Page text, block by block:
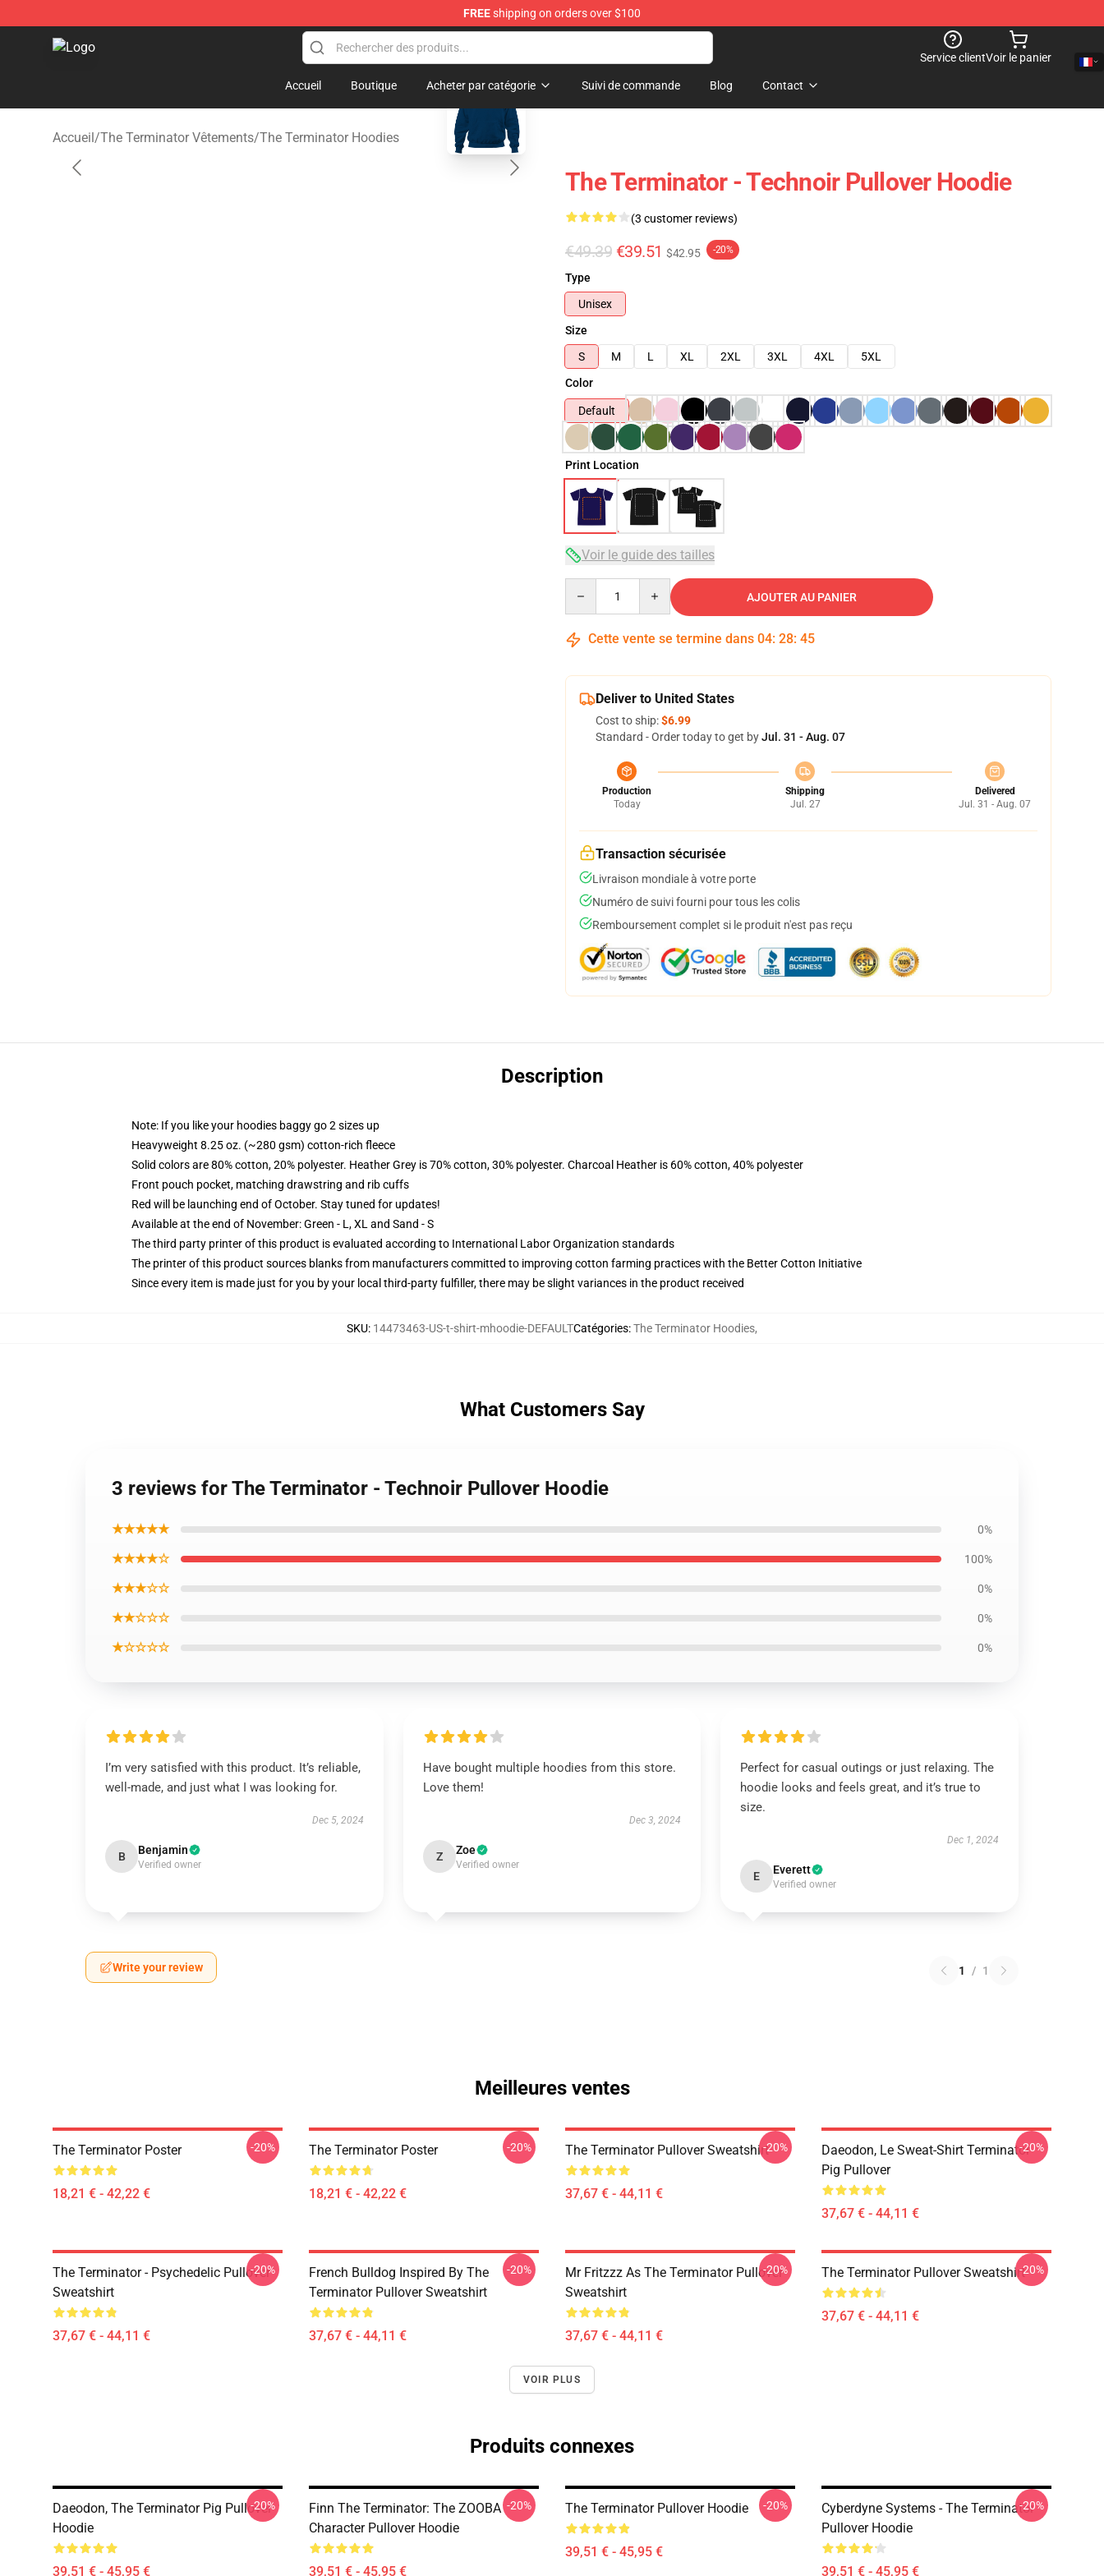
FREEshipping on orders over $100
The Terminator Store - Official The Terminator Merchandise Shop
Service clientVoir le panier
Accueil Boutique Acheter par catégorie Suivi de commande Blog Contact
Accueil/The Terminator Vêtements/The Terminator Hoodies
blank template
The Terminator - Technoir Pullover Hoodie
(3 customer reviews)
€49.39 €39.51 $42.95 -20%
Type
Unisex
Size
S
M L XL 2XL 3XL 4XL
5XL
Color
Default
Print Location
Voir le guide des tailles
AJOUTER AU PANIER
Cette vente se termine dans 04: 28: 44
Deliver to United States
Cost to ship:$6.99
Standard - Order today to get byJul. 31 - Aug. 07
Production
Today
Shipping
Jul. 27
Delivered
Jul. 31 - Aug. 07
Transaction sécurisée
Livraison mondiale à votre porte
Numéro de suivi fourni pour tous les colis
Remboursement complet si le produit n'est pas reçu
Description
Note: If you like your hoodies baggy go 2 sizes up
Heavyweight 8.25 oz. (~280 gsm) cotton-rich fleece
Solid colors are 80% cotton, 20% polyester. Heather Grey is 70% cotton, 30% polyester. Charcoal Heather is 60% cotton, 40% polyester
Front pouch pocket, matching drawstring and rib cuffs
Red will be launching end of October. Stay tuned for updates!
Available at the end of November: Green - L, XL and Sand - S
The third party printer of this product is evaluated according to International Labor Organization standards
The printer of this product sources blanks from manufacturers committed to improving cotton farming practices with the Better Cotton Initiative
Since every item is made just for you by your local third-party fulfiller, there may be slight variances in the product received
SKU: 14473463-US-t-shirt-mhoodie-DEFAULTCatégories:The Terminator Hoodies,
What Customers Say
3 reviews for The Terminator - Technoir Pullover Hoodie
★★★★★ 0%
★★★★☆ 100%
★★★☆☆ 0%
★★☆☆☆ 0%
★☆☆☆☆ 0%
I’m very satisfied with this product. It’s reliable,
well-made, and just what I was looking for.
Dec 5, 2024
B Benjamin
Verified owner
Have bought multiple hoodies from this store.
Love them!
Dec 3, 2024
Z Zoe
Verified owner
Perfect for casual outings or just relaxing. The
hoodie looks and feels great, and it’s true to
size.
Dec 1, 2024
E Everett
Verified owner
Write your review 1 / 1
Meilleures ventes
The Terminator Poster
18,21 € - 42,22 €
-20% The Terminator Poster
18,21 € - 42,22 €
-20% The Terminator Pullover Sweatshirt
37,67 € - 44,11 €
-20%
Daeodon, Le Sweat-Shirt Terminator
Pig Pullover
37,67 € - 44,11 €
-20%
The Terminator - Psychedelic Pullover
Sweatshirt
37,67 € - 44,11 €
-20%
French Bulldog Inspired By The
Terminator Pullover Sweatshirt
37,67 € - 44,11 €
-20%
Mr Fritzzz As The Terminator Pullover
Sweatshirt
37,67 € - 44,11 €
-20% The Terminator Pullover Sweatshirt
37,67 € - 44,11 €
-20%
VOIR PLUS
Produits connexes
Daeodon, The Terminator Pig Pullover
Hoodie
39,51 € - 45,95 €
-20%
Finn The Terminator: The ZOOBA
Character Pullover Hoodie
39,51 € - 45,95 €
-20% The Terminator Pullover Hoodie
39,51 € - 45,95 €
-20%
Cyberdyne Systems - The Terminator
Pullover Hoodie
39,51 € - 45,95 €
-20%